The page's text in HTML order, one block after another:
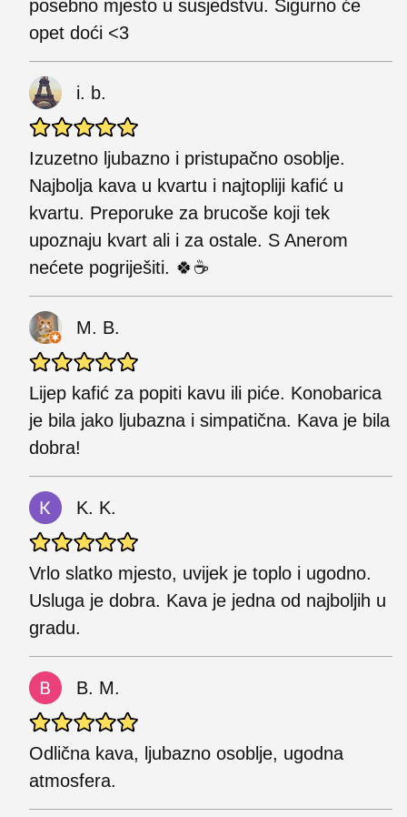
posebno mjesto u susjedstvu. Sigurno će
opet doći <3
i. b.
Izuzetno ljubazno i ​​pristupačno osoblje.
Najbolja kava u kvartu i najtopliji kafić u
kvartu. Preporuke za brucoše koji tek
upoznaju kvart ali i za ostale. S Anerom
nećete pogriješiti. 🍀☕
M. B.
Lijep kafić za popiti kavu ili piće. Konobarica
je bila jako ljubazna i simpatična. Kava je bila
dobra!
K. K.
Vrlo slatko mjesto, uvijek je toplo i ugodno.
Usluga je dobra. Kava je jedna od najboljih u
gradu.
B. M.
Odlična kava, ljubazno osoblje, ugodna
atmosfera.